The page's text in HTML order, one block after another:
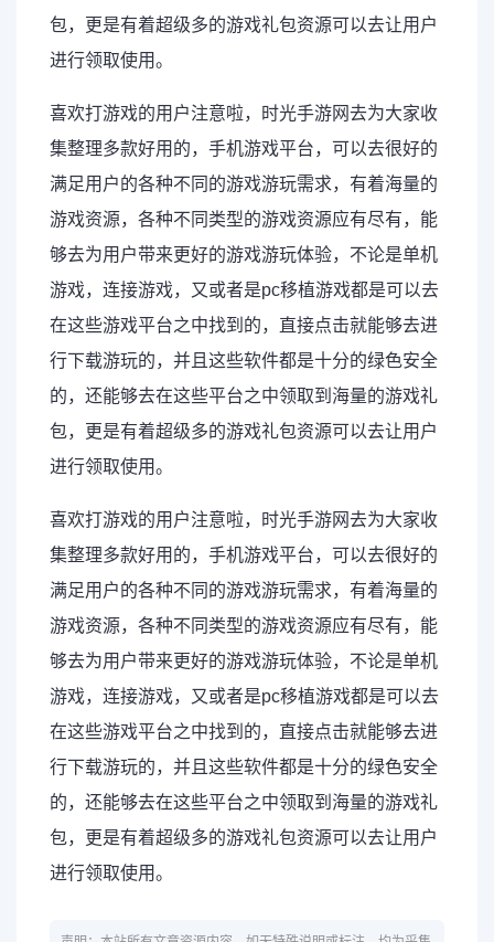
包，更是有着超级多的游戏礼包资源可以去让用户
进行领取使用。
喜欢打游戏的用户注意啦，时光手游网去为大家收
集整理多款好用的，手机游戏平台，可以去很好的
满足用户的各种不同的游戏游玩需求，有着海量的
游戏资源，各种不同类型的游戏资源应有尽有，能
够去为用户带来更好的游戏游玩体验，不论是单机
游戏，连接游戏，又或者是pc移植游戏都是可以去
在这些游戏平台之中找到的，直接点击就能够去进
行下载游玩的，并且这些软件都是十分的绿色安全
的，还能够去在这些平台之中领取到海量的游戏礼
包，更是有着超级多的游戏礼包资源可以去让用户
进行领取使用。
喜欢打游戏的用户注意啦，时光手游网去为大家收
集整理多款好用的，手机游戏平台，可以去很好的
满足用户的各种不同的游戏游玩需求，有着海量的
游戏资源，各种不同类型的游戏资源应有尽有，能
够去为用户带来更好的游戏游玩体验，不论是单机
游戏，连接游戏，又或者是pc移植游戏都是可以去
在这些游戏平台之中找到的，直接点击就能够去进
行下载游玩的，并且这些软件都是十分的绿色安全
的，还能够去在这些平台之中领取到海量的游戏礼
包，更是有着超级多的游戏礼包资源可以去让用户
进行领取使用。